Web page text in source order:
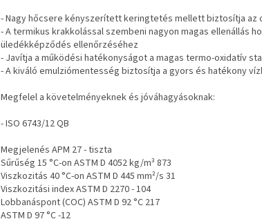
- Nagy hőcsere kényszerített keringtetés mellett biztosítja az
- A termikus krakkolással szembeni nagyon magas ellenállás
üledékképződés ellenőrzéséhez
- Javítja a működési hatékonyságot a magas termo-oxidatív
- A kiváló emulziómentesség biztosítja a gyors és hatékony
Megfelel a követelményeknek és jóváhagyásoknak:
- ISO 6743/12 QB
Megjelenés APM 27 - tiszta
Sűrűség 15 °C-on ASTM D 4052 kg/m³ 873
Viszkozitás 40 °C-on ASTM D 445 mm²/s 31
Viszkozitási index ASTM D 2270 - 104
Lobbanáspont (COC) ASTM D 92 °C 217
ASTM D 97 °C -12